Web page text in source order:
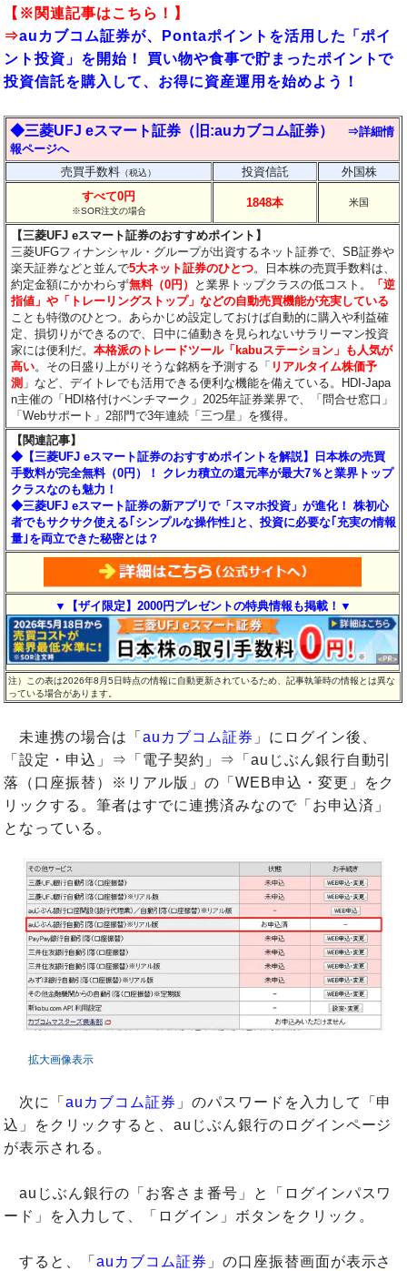
【※関連記事はこちら！】
⇒auカブコム証券が、Pontaポイントを活用した「ポイ
ント投資」を開始！ 買い物や食事で貯まったポイントで
投資信託を購入して、お得に資産運用を始めよう！
◆三菱UFJ eスマート証券（旧:auカブコム証券）
⇒詳細情
報ページへ
売買手数料 （税込） 投資信託
外国株
すべて0円
※SOR注文の場合
1848本 米国
【三菱UFJ eスマート証券のおすすめポイント】
三菱UFGフィナンシャル・グループが出資するネット証券で、SB証券や
楽天証券などと並んで5大ネット証券のひとつ。日本株の売買手数料は、
約定金額にかかわらず無料（0円） と業界トップクラスの低コスト。
「逆
指値」や「トレーリングストップ」などの自動売買機能が充実している
ことも特徴のひとつ。あらかじめ設定しておけば自動的に購入や利益確
定、損切りができるので、日中に値動きを見られないサラリーマン投資
家には便利だ。本格派のトレードツール「kabuステーション」も人気が
高い。その日盛り上がりそうな銘柄を予測する「 リアルタイム株価予
測 」など、デイトレでも活用できる便利な機能を備えている。HDI-Japa
n主催の「HDI格付けベンチマーク」2025年証券業界で、「問合せ窓口」
「Webサポート」2部門で3年連続「三つ星」を獲得。
【関連記事】
◆【三菱UFJ eスマート証券のおすすめポイントを解説】日本株の売買
手数料が完全無料（0円）！ クレカ積立の還元率が最大7％と業界トップ
クラスなのも魅力！
◆三菱UFJ eスマート証券の新アプリで「スマホ投資」が進化！ 株初心
者でもサクサク使える｢シンプルな操作性｣と、投資に必要な｢充実の情報
量｣を両立できた秘密とは？
▼【ザイ限定】2000円プレゼントの特典情報も掲載！▼
注）この表は2026年8月5日時点の情報に自動更新されているため、記事執筆時の情報とは異な
っている場合があります。
未連携の場合は「auカブコム証券 」にログイン後、
「設定・申込」⇒「電子契約」⇒「auじぶん銀行自動引
落（口座振替）※リアル版」の「WEB申込・変更」をク
リックする。筆者はすでに連携済みなので「お申込済」
となっている。
拡大画像表示
次に「auカブコム証券 」のパスワードを入力して「申
込」をクリックすると、auじぶん銀行のログインページ
が表示される。
auじぶん銀行の「お客さま番号」と「ログインパスワ
ード」を入力して、「ログイン」ボタンをクリック。
すると、「auカブコム証券 」の口座振替画面が表示さ